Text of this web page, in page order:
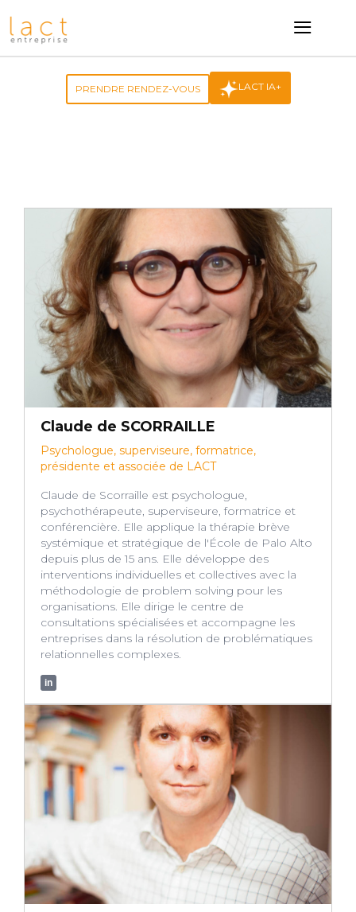
PRENDRE RENDEZ-VOUS LACT IA+
Claude de SCORRAILLE
Psychologue, superviseure, formatrice,
présidente et associée de LACT
Claude de Scorraille est psychologue,
psychothérapeute, superviseure, formatrice et
conférencière. Elle applique la thérapie brève
systémique et stratégique de l'École de Palo Alto
depuis plus de 15 ans. Elle développe des
interventions individuelles et collectives avec la
méthodologie de problem solving pour les
organisations. Elle dirige le centre de
consultations spécialisées et accompagne les
entreprises dans la résolution de problématiques
relationnelles complexes.
in
≡